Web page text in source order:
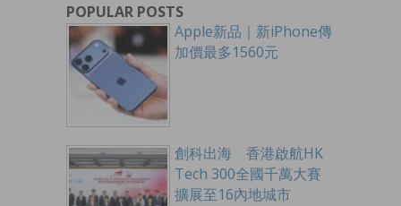
POPULAR POSTS
Apple新品｜新iPhone傳
加價最多1560元
創科出海 香港啟航HK
Tech 300全國千萬大賽
擴展至16內地城市